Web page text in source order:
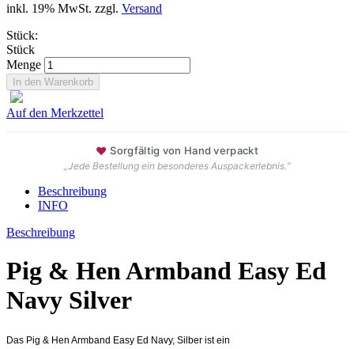
inkl. 19% MwSt. zzgl. Versand
Stück:
Stück
Menge
Auf den Merkzettel
♥ Sorgfältig von Hand verpackt
„Jede Bestellung ein besonderes Auspackerlebnis.“
Beschreibung
INFO
Beschreibung
Pig & Hen Armband Easy Ed
Navy Silver
Das Pig & Hen Armband Easy Ed Navy, Silber ist ein